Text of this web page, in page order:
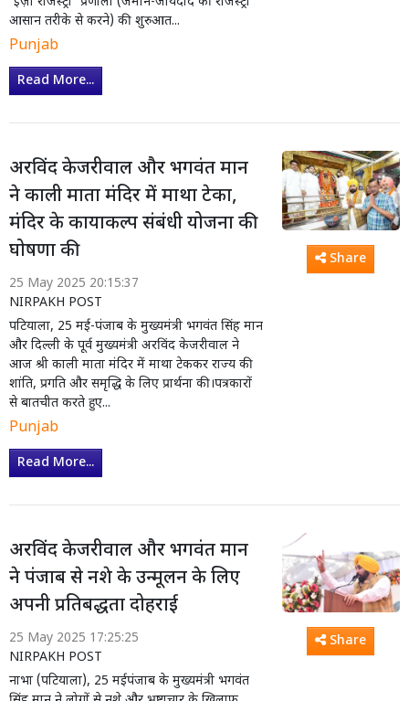
आसान तरीके से करने) की शुरुआत...
Punjab
Read More...
अरविंद केजरीवाल और भगवंत मान
ने काली माता मंदिर में माथा टेका,
मंदिर के कायाकल्प संबंधी योजना की
घोषणा की
25 May 2025 20:15:37
NIRPAKH POST
पटियाला, 25 मई-पंजाब के मुख्यमंत्री भगवंत सिंह मान
और दिल्ली के पूर्व मुख्यमंत्री अरविंद केजरीवाल ने
आज श्री काली माता मंदिर में माथा टेककर राज्य की
शांति, प्रगति और समृद्धि के लिए प्रार्थना की।पत्रकारों
से बातचीत करते हुए...
Punjab
Read More...
Share
अरविंद केजरीवाल और भगवंत मान
ने पंजाब से नशे के उन्मूलन के लिए
अपनी प्रतिबद्धता दोहराई
25 May 2025 17:25:25
NIRPAKH POST
नाभा (पटियाला), 25 मईपंजाब के मुख्यमंत्री भगवंत
Share